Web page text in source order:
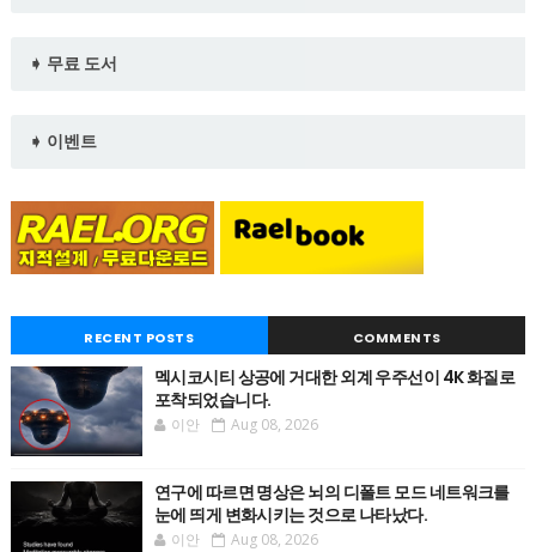
➧ 무료 도서
➧ 이벤트
RECENT POSTS COMMENTS
멕시코시티 상공에 거대한 외계 우주선이 4K 화질로
포착되었습니다.
이안 Aug 08, 2026
연구에 따르면 명상은 뇌의 디폴트 모드 네트워크를
눈에 띄게 변화시키는 것으로 나타났다.
이안 Aug 08, 2026